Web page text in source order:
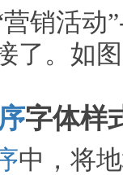
营销活动
了。如
字体样
中，将